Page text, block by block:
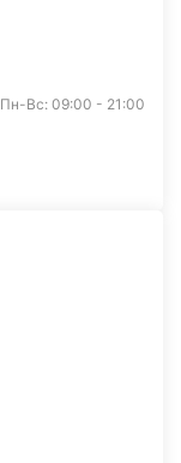
Пн-Вс: 09:00 - 21:00